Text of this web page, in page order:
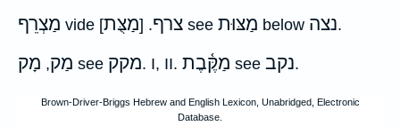
מַצְרֵף vide צרף. [מַצֻּת ] see מַצּוּת below נצה.
מַק, מָק see מקק. I, II. מַקֶּ֫בֶת see נקב.